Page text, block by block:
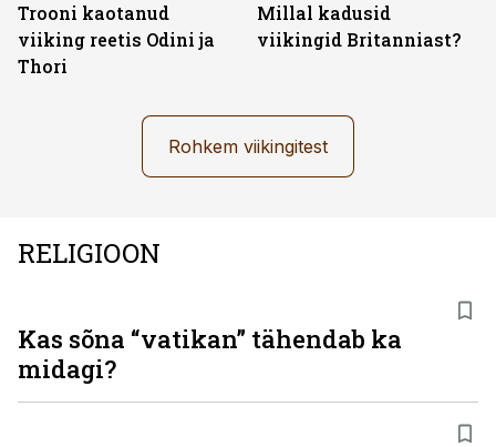
Trooni kaotanud
viiking reetis Odini ja
Thori
Millal kadusid
viikingid Britanniast?
Rohkem viikingitest
RELIGIOON
Kas sõna “vatikan” tähendab ka
midagi?